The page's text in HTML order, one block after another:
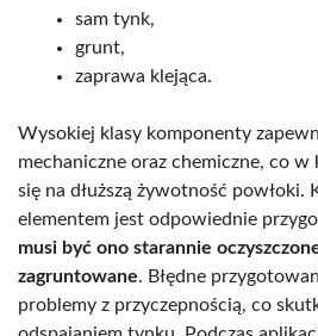
sam tynk,
grunt,
zaprawa klejąca.
Wysokiej klasy komponenty
mechaniczne oraz chemiczne, co w
się na dłuższą żywotność powłoki.
elementem jest odpowiednie
musi być ono starannie
zagruntowane. Błędne
problemy z przyczepnością, co